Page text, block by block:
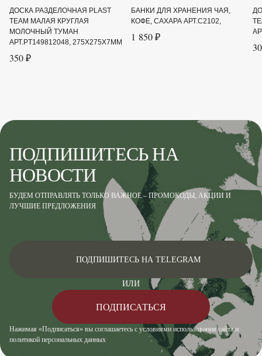
ДОСКА РАЗДЕЛОЧНАЯ PLAST
TEAM МАЛАЯ КРУГЛАЯ
МОЛОЧНЫЙ ТУМАН
АРТ.PT149812048, 275Х275Х7ММ
350 ₽
БАНКИ ДЛЯ ХРАНЕНИЯ ЧАЯ,
КОФЕ, САХАРА АРТ.С2102,
1 850 ₽
ПОДПИШИТЕСЬ НА
НОВОСТИ
БУДЕМ ОТПРАВЛЯТЬ ТОЛЬКО ВАЖНОЕ – ПРОМОКОДЫ, АКЦИИ И
ЛУЧШИЕ ПРЕДЛОЖЕНИЯ
Нажимая «Подписаться» вы соглашаетесь с условиями использования сайта и
политикой персональных данных
ПОДПИШИТЕСЬ НА TELEGRAM
ИЛИ
ПОДПИСАТЬСЯ